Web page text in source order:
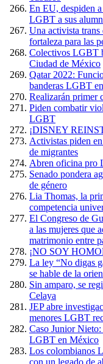
En EU, despiden
LGBT a sus
Una activista
fortaleza para las
Colectivos LGBT
Ciudad de México
Qatar 2022:
banderas LGBT
Realizarán primer
Piden combatir
LGBT
¡DISNEY
Activistas piden
de migrantes
Abren oficina pro
Senado pondera
de género
Lia Thomas, la
competencia
El Congreso de
a las mujeres que
matrimonio entre
¡NO SOY
La ley “No digas
se hable de la
Sin amparo, se
Celaya
JEP abre
menores LGBT
Caso Junior
LGBT en México
Los colombianos
con un legado de